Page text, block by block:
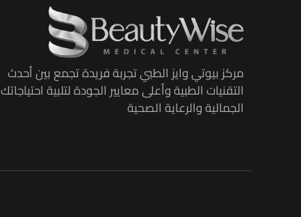
مركز بيوتي وايز الطبي تجربة فريدة تجمع بين أحدث
التقنيات الطبية وأعلى معايير الجودة لتلبية احتياجاتك
الجمالية والرعاية الصحية